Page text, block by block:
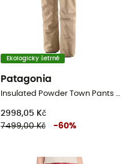
Ekologicky šetrné
Patagonia
Insulated Powder Town Pants - DámskéLyžařské kalhoty
2998,05 Kč
7499,00 Kč
-60%